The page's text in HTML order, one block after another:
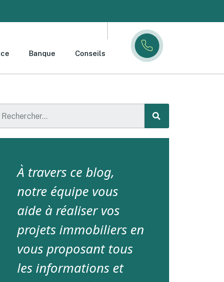
Banque Conseils
À travers ce blog,
notre équipe vous
aide à réaliser vos
projets immobiliers en
vous proposant tous
les informations et